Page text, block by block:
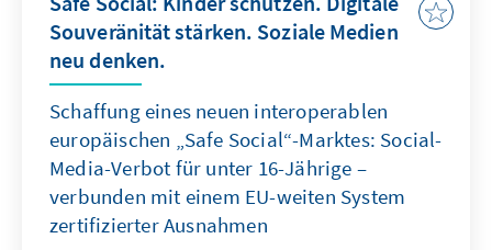
Souveränität stärken. Soziale Medien
neu denken.
Schaffung eines neuen interoperablen
europäischen „Safe Social“-Marktes: Social-
Media-Verbot für unter 16-Jährige –
verbunden mit einem EU-weiten System
zertifizierter Ausnahmen